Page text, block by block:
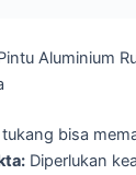
Aluminium
tukang bisa
Diperlukan